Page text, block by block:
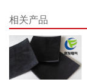
相关产品